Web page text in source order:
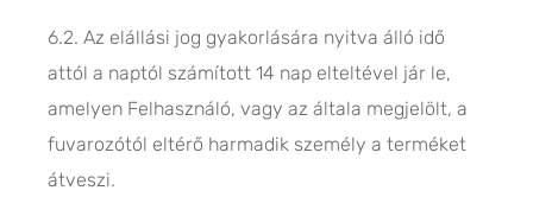
6.2. Az elállási jog gyakorlására nyitva álló idő
attól a naptól számított 14 nap elteltével jár le,
amelyen Felhasználó, vagy az általa megjelölt, a
fuvarozótól eltérő harmadik személy a terméket
átveszi.